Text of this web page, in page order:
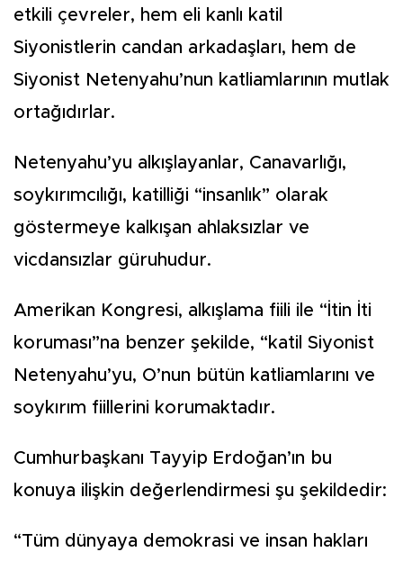
etkili çevreler, hem eli kanlı katil
Siyonistlerin candan arkadaşları, hem de
Siyonist Netenyahu’nun katliamlarının mutlak
ortağıdırlar.
Netenyahu’yu alkışlayanlar, Canavarlığı,
soykırımcılığı, katilliği “insanlık” olarak
göstermeye kalkışan ahlaksızlar ve
vicdansızlar güruhudur.
Amerikan Kongresi, alkışlama fiili ile “İtin İti
koruması”na benzer şekilde, “katil Siyonist
Netenyahu’yu, O’nun bütün katliamlarını ve
soykırım fiillerini korumaktadır.
Cumhurbaşkanı Tayyip Erdoğan’ın bu
konuya ilişkin değerlendirmesi şu şekildedir:
“Tüm dünyaya demokrasi ve insan hakları